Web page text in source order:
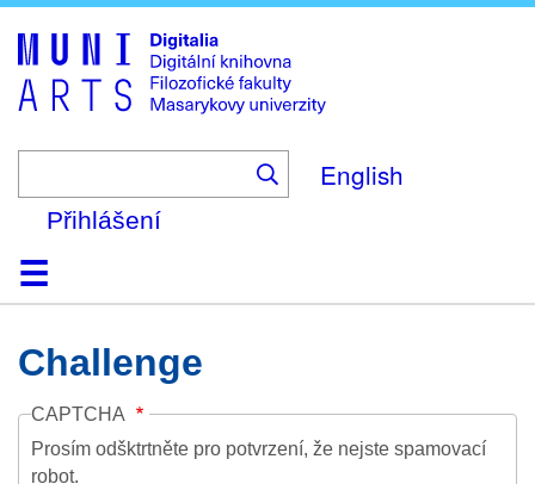
to
main
content
English
Přihlášení
DomůKolekce
Prohlížení
Vyhledávání
O platformě
Nápověda
KontaktDigitalia
Challenge
CAPTCHA
Prosím odšktrtněte pro potvrzení, že nejste spamovací
robot.